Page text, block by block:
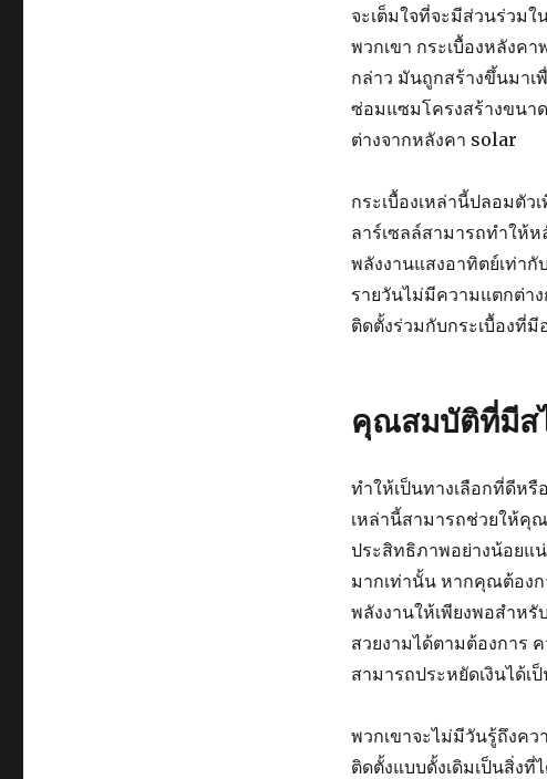
จะเต็มใจที่จะมีส่วนร่วม
พวกเขา กระเบื้องหลังค
กล่าว มันถูกสร้างขึ้นมา
ซ่อมแซมโครงสร้างขนา
ต่างจากหลังคา solar
กระเบื้องเหล่านี้ปลอมตั
ลาร์เซลล์สามารถทำให้
พลังงานแสงอาทิตย์เท่ากับ
รายวันไม่มีความแตกต่า
ติดตั้งร่วมกับกระเบื้องที่
คุณสมบัติที่มีส
ทำให้เป็นทางเลือกที่ดีห
เหล่านี้สามารถช่วยให้คุ
ประสิทธิภาพอย่างน้อยแ
มากเท่านั้น หากคุณต้อง
พลังงานให้เพียงพอสำห
สวยงามได้ตามต้องการ
สามารถประหยัดเงินได้เ
พวกเขาจะไม่มีวันรู้ถึงค
ติดตั้งแบบดั้งเดิมเป็นสิ่ง